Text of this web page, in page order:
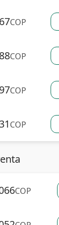
COP
COP
COP
COP
COP